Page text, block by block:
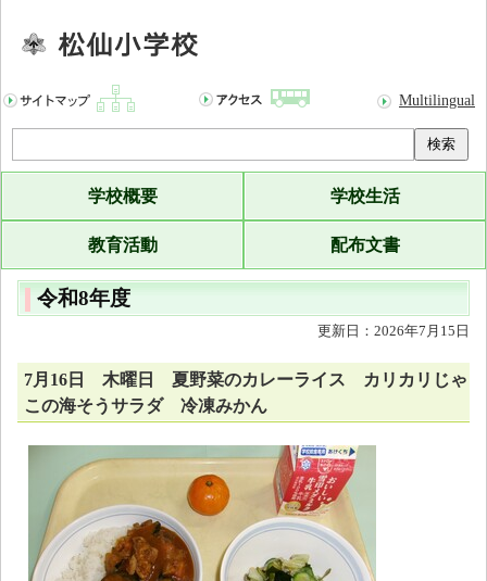
Multilingual
検索
学校概要 学校生活
教育活動 配布文書
令和8年度
更新日：2026年7月15日
7月16日 木曜日 夏野菜のカレーライス カリカリじゃ
この海そうサラダ 冷凍みかん